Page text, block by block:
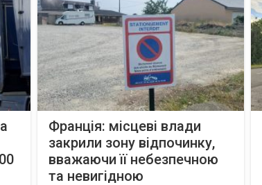
Франція: місцеві влади
закрили зону відпочинку,
вважаючи її небезпечною
та невигідною